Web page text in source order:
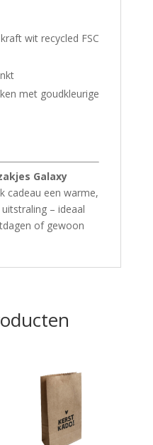
wit recycled FSC
met goudkleurige
Galaxy
cadeau een warme,
– ideaal
of gewoon